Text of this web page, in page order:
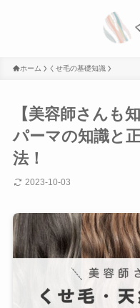
ホーム くせ毛の基礎知識
【美容師さんも
パーマの知識と
法！
2023-10-03